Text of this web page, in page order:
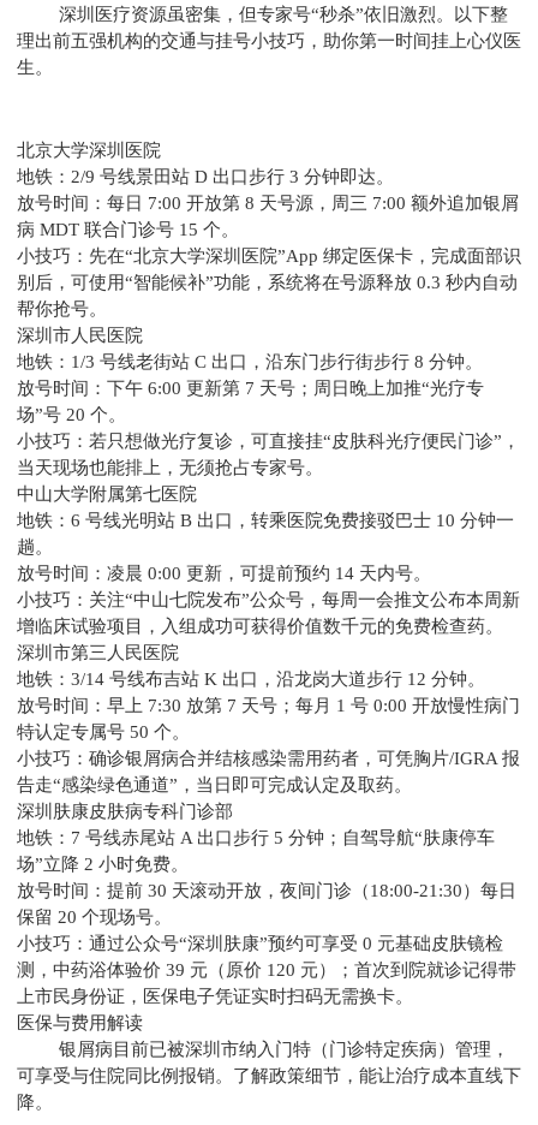
深圳医疗资源虽密集，但专家号“秒杀”依旧激烈。以下整
理出前五强机构的交通与挂号小技巧，助你第一时间挂上心仪医
生。
北京大学深圳医院
地铁：2/9 号线景田站 D 出口步行 3 分钟即达。
放号时间：每日 7:00 开放第 8 天号源，周三 7:00 额外追加银屑
病 MDT 联合门诊号 15 个。
小技巧：先在“北京大学深圳医院”App 绑定医保卡，完成面部识
别后，可使用“智能候补”功能，系统将在号源释放 0.3 秒内自动
帮你抢号。
深圳市人民医院
地铁：1/3 号线老街站 C 出口，沿东门步行街步行 8 分钟。
放号时间：下午 6:00 更新第 7 天号；周日晚上加推“光疗专
场”号 20 个。
小技巧：若只想做光疗复诊，可直接挂“皮肤科光疗便民门诊”，
当天现场也能排上，无须抢占专家号。
中山大学附属第七医院
地铁：6 号线光明站 B 出口，转乘医院免费接驳巴士 10 分钟一
趟。
放号时间：凌晨 0:00 更新，可提前预约 14 天内号。
小技巧：关注“中山七院发布”公众号，每周一会推文公布本周新
增临床试验项目，入组成功可获得价值数千元的免费检查药。
深圳市第三人民医院
地铁：3/14 号线布吉站 K 出口，沿龙岗大道步行 12 分钟。
放号时间：早上 7:30 放第 7 天号；每月 1 号 0:00 开放慢性病门
特认定专属号 50 个。
小技巧：确诊银屑病合并结核感染需用药者，可凭胸片/IGRA 报
告走“感染绿色通道”，当日即可完成认定及取药。
深圳肤康皮肤病专科门诊部
地铁：7 号线赤尾站 A 出口步行 5 分钟；自驾导航“肤康停车
场”立降 2 小时免费。
放号时间：提前 30 天滚动开放，夜间门诊（18:00-21:30）每日
保留 20 个现场号。
小技巧：通过公众号“深圳肤康”预约可享受 0 元基础皮肤镜检
测，中药浴体验价 39 元（原价 120 元）；首次到院就诊记得带
上市民身份证，医保电子凭证实时扫码无需换卡。
医保与费用解读
银屑病目前已被深圳市纳入门特（门诊特定疾病）管理，
可享受与住院同比例报销。了解政策细节，能让治疗成本直线下
降。